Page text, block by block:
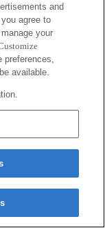
2026 Sony Corporation
and
agree to
your
preferences,
available.